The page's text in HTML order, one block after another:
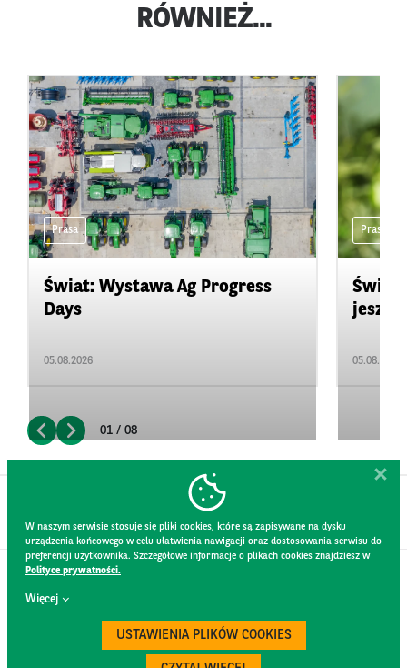
RÓWNIEŻ...
Prasa
Świat: Wystawa Ag Progress
Days
05.08.2026
Prasa
Świat:
05.08.2026
01 / 08
W naszym serwisie stosuje się pliki cookies, które są zapisywane na dysku
urządzenia końcowego w celu ułatwienia nawigacji oraz dostosowania serwisu do
preferencji użytkownika. Szczegółowe informacje o plikach cookies znajdziesz w
Polityce prywatności.
Więcej
USTAWIENIA PLIKÓW COOKIES
REGULAMIN STRONY
POLITYKA PRYWATNOŚCI